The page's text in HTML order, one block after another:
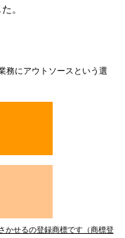
。
務にアウトソースという選
かせるの登録商標です（商標登